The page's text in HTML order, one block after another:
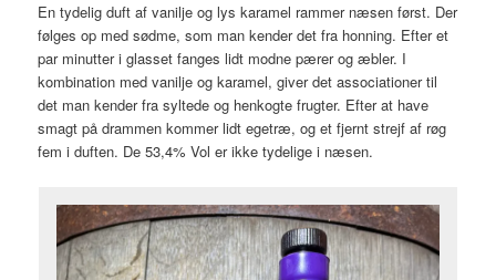
En tydelig duft af vanilje og lys karamel rammer næsen først. Der
følges op med sødme, som man kender det fra honning. Efter et
par minutter i glasset fanges lidt modne pærer og æbler. I
kombination med vanilje og karamel, giver det associationer til
det man kender fra syltede og henkogte frugter. Efter at have
smagt på drammen kommer lidt egetræ, og et fjernt strejf af røg
fem i duften. De 53,4% Vol er ikke tydelige i næsen.